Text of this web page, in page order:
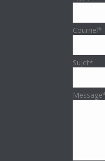
Courriel*
Sujet*
Message